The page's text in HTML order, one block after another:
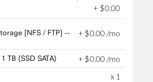
+ $0.00
[NFS / FTP] --
+ $0.00 /mo
TB (SSD SATA) + $0.00 /mo
x 1